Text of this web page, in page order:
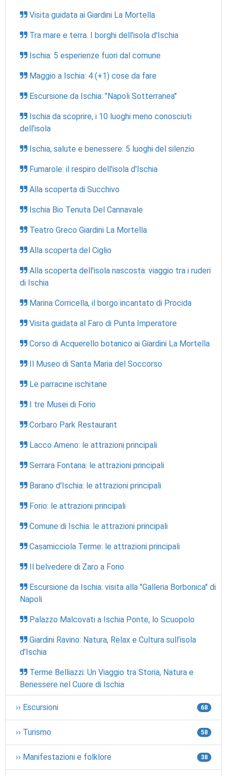
Visita guidata ai Giardini La Mortella
Tra mare e terra. I borghi dell'isola d'Ischia
Ischia: 5 esperienze fuori dal comune
Maggio a Ischia: 4 (+1) cose da fare
Escursione da Ischia: "Napoli Sotterranea"
Ischia da scoprire, i 10 luoghi meno conosciuti
dell'isola
Ischia, salute e benessere: 5 luoghi del silenzio
Fumarole: il respiro dell'isola d'Ischia
Alla scoperta di Succhivo
Ischia Bio Tenuta Del Cannavale
Teatro Greco Giardini La Mortella
Alla scoperta del Ciglio
Alla scoperta dell'isola nascosta: viaggio tra i ruderi
di Ischia
Marina Corricella, il borgo incantato di Procida
Visita guidata al Faro di Punta Imperatore
Corso di Acquerello botanico ai Giardini La Mortella
Il Museo di Santa Maria del Soccorso
Le parracine ischitane
I tre Musei di Forio
Corbaro Park Restaurant
Lacco Ameno: le attrazioni principali
Serrara Fontana: le attrazioni principali
Barano d'Ischia: le attrazioni principali
Forio: le attrazioni principali
Comune di Ischia: le attrazioni principali
Casamicciola Terme: le attrazioni principali
Il belvedere di Zaro a Forio
Escursione da Ischia: visita alla "Galleria Borbonica" di
Napoli
Palazzo Malcovati a Ischia Ponte, lo Scuopolo
Giardini Ravino: Natura, Relax e Cultura sull’isola
d’Ischia
Terme Belliazzi: Un Viaggio tra Storia, Natura e
Benessere nel Cuore di Ischia
›› Escursioni 68
›› Turismo 58
›› Manifestazioni e folklore 38